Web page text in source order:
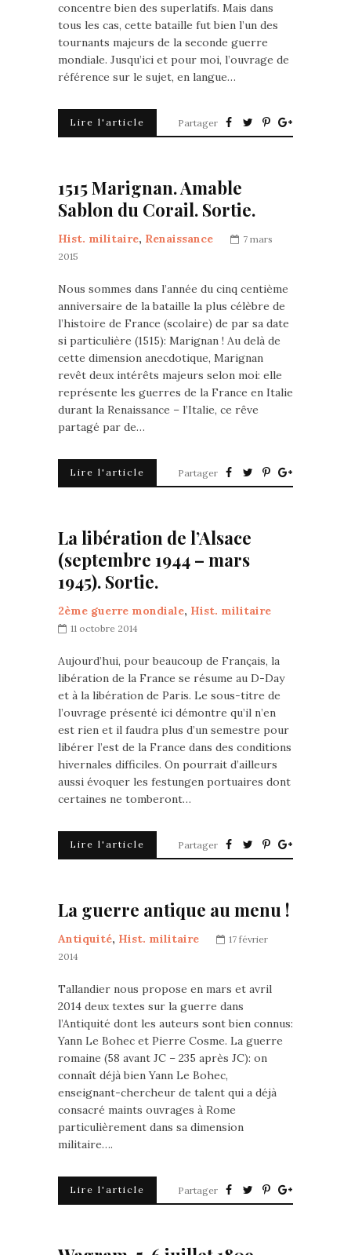
concentre bien des superlatifs. Mais dans
tous les cas, cette bataille fut bien l’un des
tournants majeurs de la seconde guerre
mondiale. Jusqu’ici et pour moi, l’ouvrage de
référence sur le sujet, en langue…
Lire l'article Partager
1515 Marignan. Amable
Sablon du Corail. Sortie.
Hist. militaire, Renaissance
7 mars
2015
Nous sommes dans l’année du cinq centième
anniversaire de la bataille la plus célèbre de
l’histoire de France (scolaire) de par sa date
si particulière (1515): Marignan ! Au delà de
cette dimension anecdotique, Marignan
revêt deux intérêts majeurs selon moi: elle
représente les guerres de la France en Italie
durant la Renaissance – l’Italie, ce rêve
partagé par de…
Lire l'article Partager
La libération de l’Alsace
(septembre 1944 – mars
1945). Sortie.
2ème guerre mondiale, Hist. militaire
11 octobre 2014
Aujourd’hui, pour beaucoup de Français, la
libération de la France se résume au D-Day
et à la libération de Paris. Le sous-titre de
l’ouvrage présenté ici démontre qu’il n’en
est rien et il faudra plus d’un semestre pour
libérer l’est de la France dans des conditions
hivernales difficiles. On pourrait d’ailleurs
aussi évoquer les festungen portuaires dont
certaines ne tomberont…
Lire l'article Partager
La guerre antique au menu !
Antiquité, Hist. militaire
17 février
2014
Tallandier nous propose en mars et avril
2014 deux textes sur la guerre dans
l’Antiquité dont les auteurs sont bien connus:
Yann Le Bohec et Pierre Cosme. La guerre
romaine (58 avant JC – 235 après JC): on
connaît déjà bien Yann Le Bohec,
enseignant-chercheur de talent qui a déjà
consacré maints ouvrages à Rome
particulièrement dans sa dimension
militaire….
Lire l'article Partager